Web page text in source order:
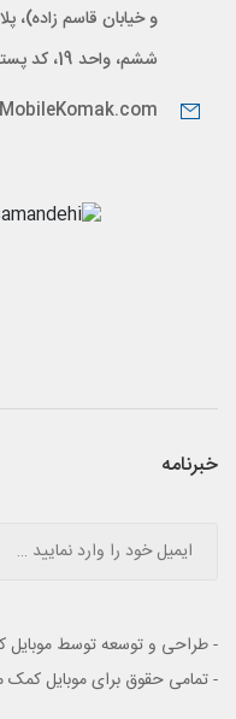
ششم، واحد 19، کد پستی: 1646668634
خبرنامه
- طراحی و توسعه توسط
- تمامی حقوق برای موبایل